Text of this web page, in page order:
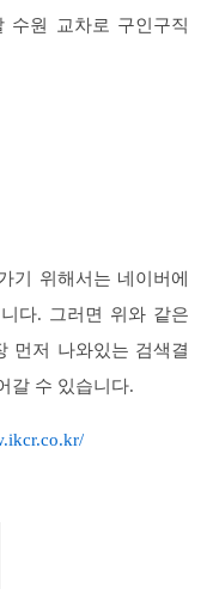
수원 교차로 구인구직
기 위해서는 네이버에
다. 그러면 위와 같은
먼저 나와있는 검색결
갈 수 있습니다.